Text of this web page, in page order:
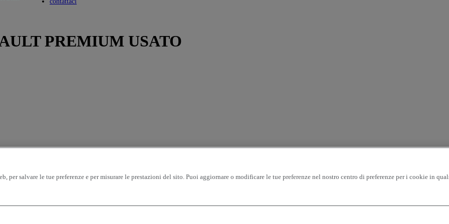
PREMIUM USATO
per salvare le tue preferenze e per misurare le prestazioni del sito. Puoi aggiornare o modificare le tue preferenze nel nostro centro di preferenze per i cookie in